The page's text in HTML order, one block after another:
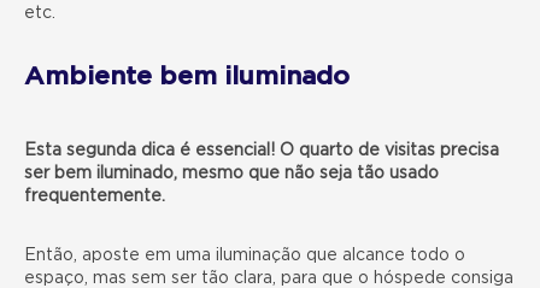
etc.
Ambiente bem iluminado
Esta segunda dica é essencial! O quarto de visitas precisa
ser bem iluminado, mesmo que não seja tão usado
frequentemente.
Então, aposte em uma iluminação que alcance todo o
espaço, mas sem ser tão clara, para que o hóspede consiga